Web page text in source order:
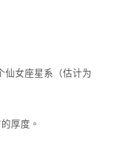
仙女座星系（估计为
厚度。